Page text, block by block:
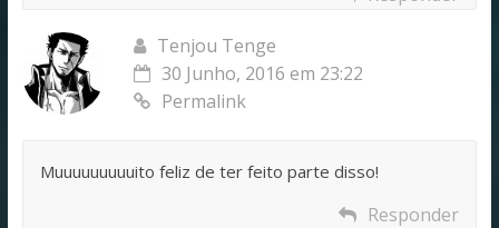
Tenjou Tenge
30 Junho, 2016 em 23:22
Permalink
Muuuuuuuuuito feliz de ter feito parte disso!
Responder